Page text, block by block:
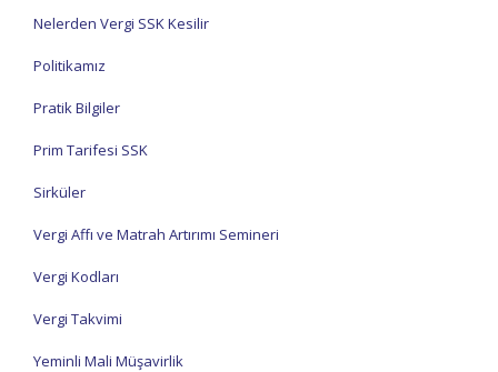
Nelerden Vergi SSK Kesilir
Politikamız
Pratik Bilgiler
Prim Tarifesi SSK
Sirküler
Vergi Affı ve Matrah Artırımı Semineri
Vergi Kodları
Vergi Takvimi
Yeminli Mali Müşavirlik